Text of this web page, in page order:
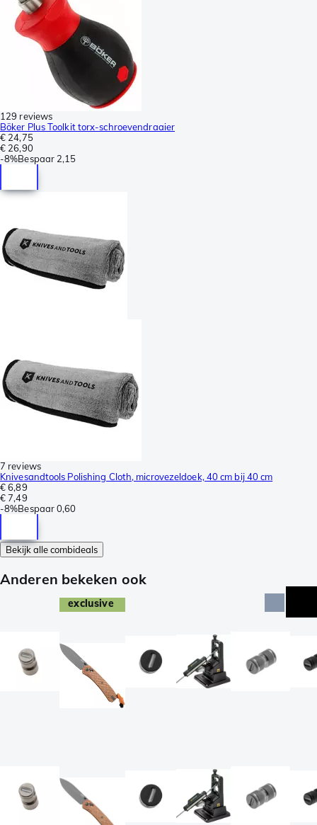
129 reviews
Böker Plus Toolkit torx-schroevendraaier
€ 24,75
€ 26,90
-8%Bespaar 2,15
7 reviews
Knivesandtools Polishing Cloth, microvezeldoek, 40 cm bij 40 cm
€ 6,89
€ 7,49
-8%Bespaar0,60
Bekijk alle combideals
Anderen bekeken ook
exclusive